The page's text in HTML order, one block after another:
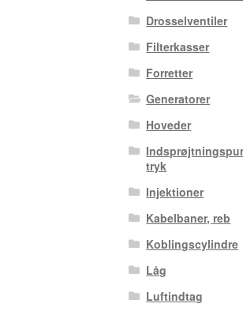
Drosselventiler
Filterkasser
Forretter
Generatorer
Hoveder
tryk
Injektioner
Kabelbaner, reb
Koblingscylindre
Låg
Luftindtag